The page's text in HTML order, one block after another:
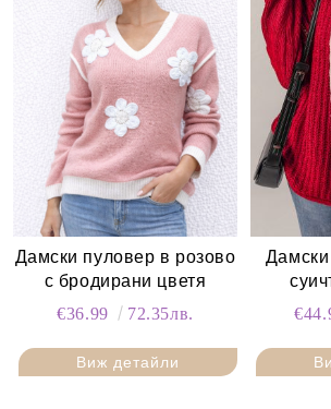
Дамски пуловер в розово
с бродирани цветя
€36.99
72.35лв.
Виж детайли
Дамски